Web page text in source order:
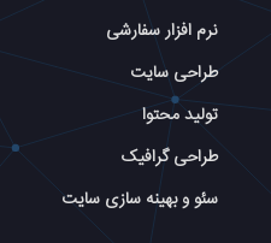
نرم افزار سفارشی
طراحی سایت
تولید محتوا
طراحی گرافیک
سئو و بهینه سازی سایت